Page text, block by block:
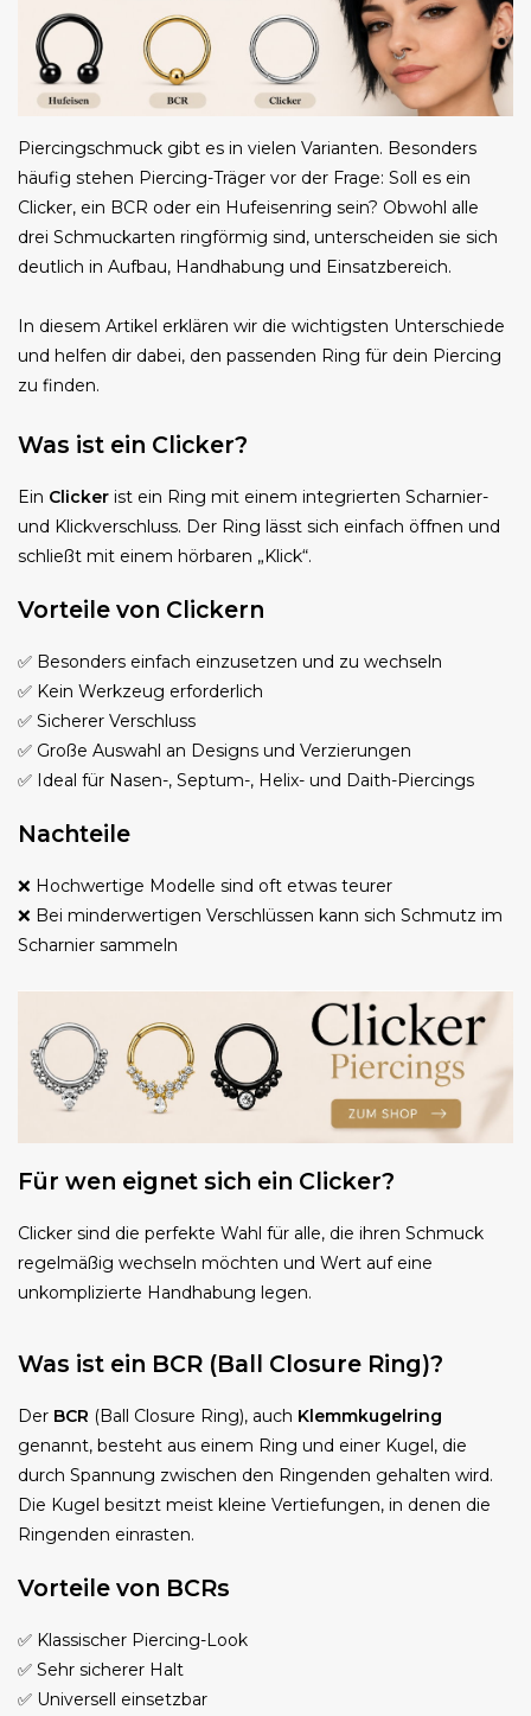
Piercingschmuck gibt es in vielen Varianten. Besonders
häufig stehen Piercing-Träger vor der Frage: Soll es ein
Clicker, ein BCR oder ein Hufeisenring sein? Obwohl alle
drei Schmuckarten ringförmig sind, unterscheiden sie sich
deutlich in Aufbau, Handhabung und Einsatzbereich.
In diesem Artikel erklären wir die wichtigsten Unterschiede
und helfen dir dabei, den passenden Ring für dein Piercing
zu finden.
Was ist ein Clicker?
Ein Clicker ist ein Ring mit einem integrierten Scharnier-
und Klickverschluss. Der Ring lässt sich einfach öffnen und
schließt mit einem hörbaren „Klick“.
Vorteile von Clickern
✅ Besonders einfach einzusetzen und zu wechseln
✅ Kein Werkzeug erforderlich
✅ Sicherer Verschluss
✅ Große Auswahl an Designs und Verzierungen
✅ Ideal für Nasen-, Septum-, Helix- und Daith-Piercings
Nachteile
❌ Hochwertige Modelle sind oft etwas teurer
❌ Bei minderwertigen Verschlüssen kann sich Schmutz im
Scharnier sammeln
Für wen eignet sich ein Clicker?
Clicker sind die perfekte Wahl für alle, die ihren Schmuck
regelmäßig wechseln möchten und Wert auf eine
unkomplizierte Handhabung legen.
Was ist ein BCR (Ball Closure Ring)?
Der BCR (Ball Closure Ring), auch Klemmkugelring
genannt, besteht aus einem Ring und einer Kugel, die
durch Spannung zwischen den Ringenden gehalten wird.
Die Kugel besitzt meist kleine Vertiefungen, in denen die
Ringenden einrasten.
Vorteile von BCRs
✅ Klassischer Piercing-Look
✅ Sehr sicherer Halt
✅ Universell einsetzbar